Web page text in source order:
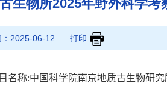
生物所2025年野外科学
2025-06-12 打印
名称:中国科学院南京地质古生物研究